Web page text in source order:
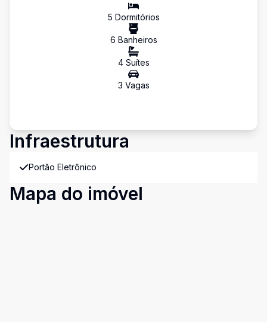
5 Dormitórios
6 Banheiros
4Suítes
3 Vagas
Infraestrutura
Portão Eletrônico
Mapa do imóvel